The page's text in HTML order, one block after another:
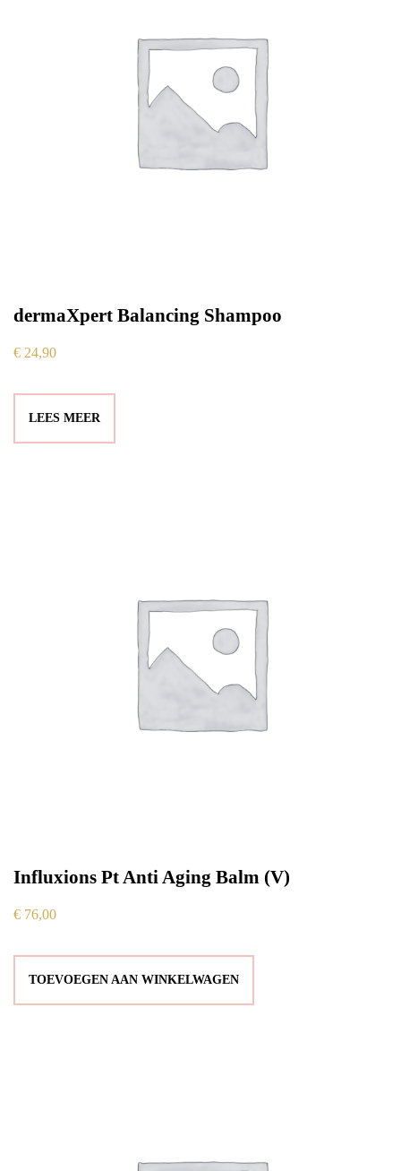
dermaXpert Balancing Shampoo
€ 24,90
LEES MEER
Influxions Pt Anti Aging Balm (V)
€ 76,00
TOEVOEGEN AAN WINKELWAGEN